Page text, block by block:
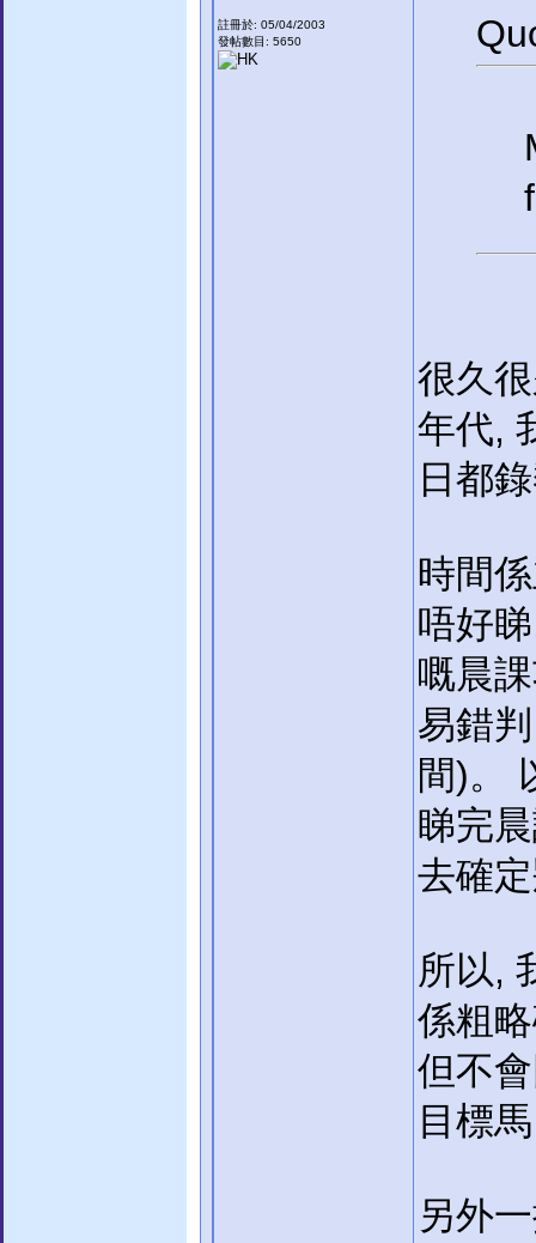
註冊於: 05/04/2003
發帖數目: 5650
很久
年代,
日都
時間
唔好
嘅晨
易錯
間)。
睇完
去確
所以,
係粗
但不
目標
另外